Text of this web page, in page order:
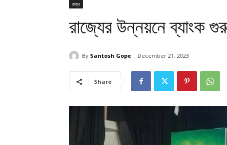
রাজ্য
রাজ্যের উন্নয়নে ব্যাংক
By Santosh Gope December 21, 2023
Share